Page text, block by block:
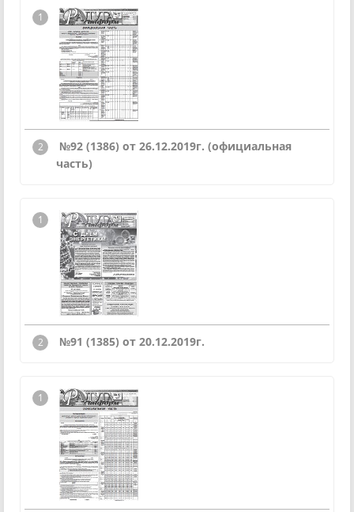
№92 (1386) от 26.12.2019г. (официальная
часть)
№91 (1385) от 20.12.2019г.